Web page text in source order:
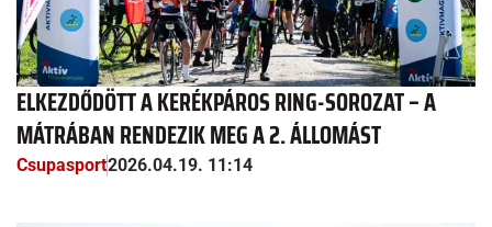
ELKEZDŐDÖTT A KERÉKPÁROS RING-SOROZAT – A
MÁTRÁBAN RENDEZIK MEG A 2. ÁLLOMÁST
Csupasport2026.04.19. 11:14